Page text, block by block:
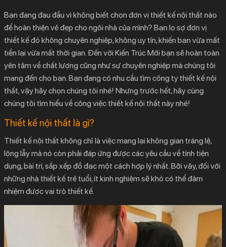
phấn
2.3.
Cá tính và phong cách của bạn được các kiến trúc sư
thể hiện qua từng bản thiết kế
2.4. Giúp bạn nâng cao sức khỏe, cải thiện hạnh phúc gia
đình
3. Kiến Trúc Mới – Công ty thiết kế nội thất TPHCM
uy tín
Bạn đang đau đầu vì không biết chọn đơn vị thiết kế nội thất nào
để hoàn thiện vẻ đẹp cho ngôi nhà của mình? Bạn lo sợ đơn vị
thiết kế đó không chuyên nghiệp, không uy tín, khiến bạn vừa mất
tiền lại vừa mất thời gian. Đến với Kiến Trúc Mới bạn sẽ hoàn toàn
yên tâm về chất lượng cũng như sự chuyên nghiệp mà chúng tôi
mang đến cho bạn. Bạn đang có nhu cầu tìm công ty thiết kế nội
thất, vậy hãy chọn chúng tôi nhé! Nhưng trước hết, hãy cùng
chúng tôi tìm hiểu về công việc thiết kế nội thất này nhé!
Thiết kế nội thất là gì?
Thiết kế nội thất không chỉ là việc mang lại không gian tráng lệ,
lộng lẫy mà nó còn phải đáp ứng được các yêu cầu về tính tiện
dụng, bài trí, sắp xếp đồ đạc một cách hợp lý nhất. Bởi vậy, đối với
những nhà thiết kế trẻ tuổi, ít kinh nghiệm sẽ khó có thể đảm
nhiệm được vai trò thiết kế.